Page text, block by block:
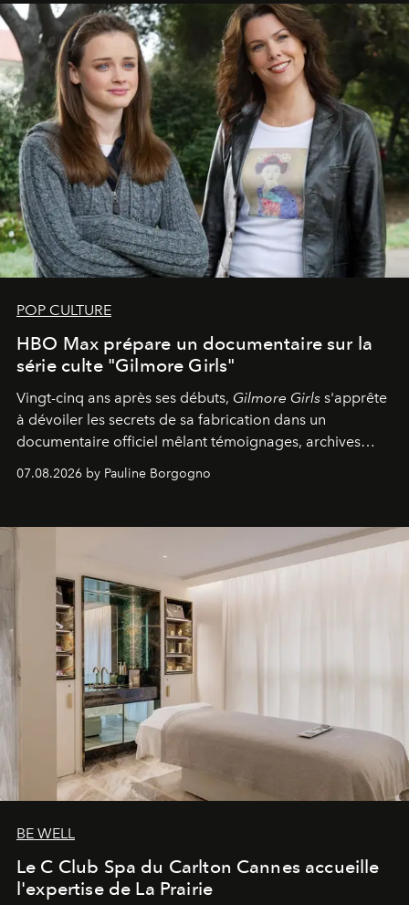
POP CULTURE
HBO Max prépare un documentaire sur la
série culte "Gilmore Girls"
Vingt-cinq ans après ses débuts, Gilmore Girls s'apprête
à dévoiler les secrets de sa fabrication dans un
documentaire officiel mêlant témoignages, archives
inédites et plongée dans les coulisses d'un phénomène
générationnel.
07.08.2026 by Pauline Borgogno
BE WELL
Le C Club Spa du Carlton Cannes accueille
l'expertise de La Prairie